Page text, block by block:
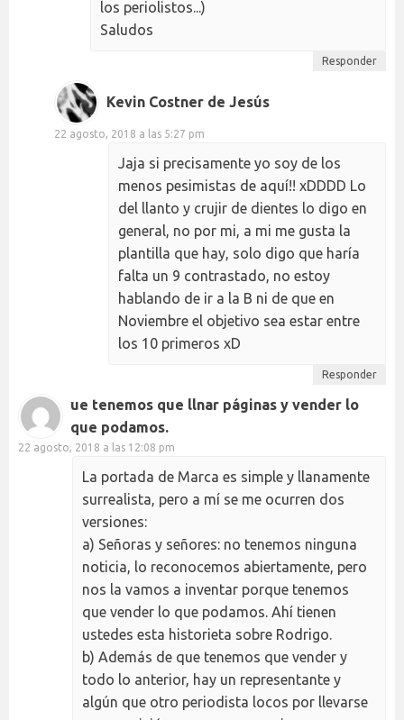
los periolistos...)
Saludos
Responder
Kevin Costner de Jesús
22 agosto, 2018 a las 5:27 pm
Jaja si precisamente yo soy de los
menos pesimistas de aquí!! xDDDD Lo
del llanto y crujir de dientes lo digo en
general, no por mi, a mi me gusta la
plantilla que hay, solo digo que haría
falta un 9 contrastado, no estoy
hablando de ir a la B ni de que en
Noviembre el objetivo sea estar entre
los 10 primeros xD
Responder
ue tenemos que llnar páginas y vender lo
que podamos.
22 agosto, 2018 a las 12:08 pm
La portada de Marca es simple y llanamente
surrealista, pero a mí se me ocurren dos
versiones:
a) Señoras y señores: no tenemos ninguna
noticia, lo reconocemos abiertamente, pero
nos la vamos a inventar porque tenemos
que vender lo que podamos. Ahí tienen
ustedes esta historieta sobre Rodrigo.
b) Además de que tenemos que vender y
todo lo anterior, hay un representante y
algún que otro periodista locos por llevarse